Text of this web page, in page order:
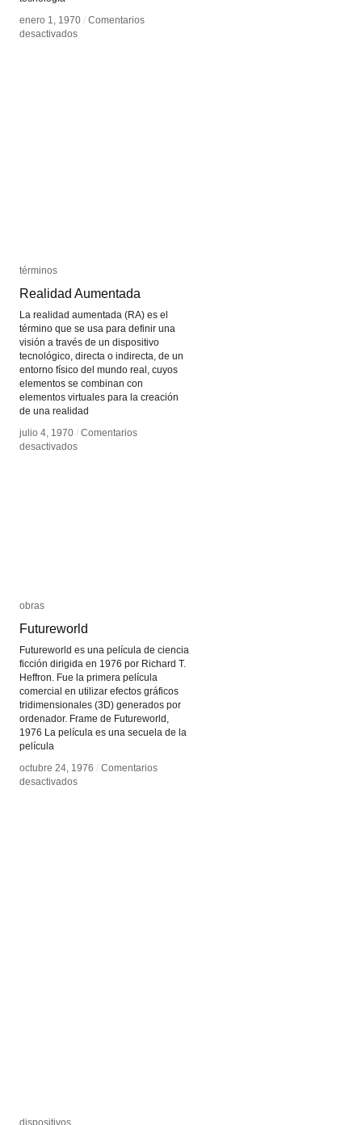
enero 1, 1970 / Comentarios
desactivadosen
enero 1, 1970 / Comentarios
desactivadosen
términos
Realidad Aumentada
La realidad aumentada (RA) es el
término que se usa para definir una
visión a través de un dispositivo
tecnológico, directa o indirecta, de un
entorno físico del mundo real, cuyos
elementos se combinan con
elementos virtuales para la creación
de una realidad
julio 4, 1970 / Comentarios
desactivadosen
términos
Realidad Aumentada
julio 4, 1970 / Comentarios
desactivadosen
obras
Futureworld
Futureworld es una película de ciencia
ficción dirigida en 1976 por Richard T.
Heffron. Fue la primera película
comercial en utilizar efectos gráficos
tridimensionales (3D) generados por
ordenador. Frame de Futureworld,
1976 La película es una secuela de la
película
octubre 24, 1976 / Comentarios
desactivadosen
obras
Futureworld
octubre 24, 1976 / Comentarios
desactivadosen
dispositivos
dispositivos